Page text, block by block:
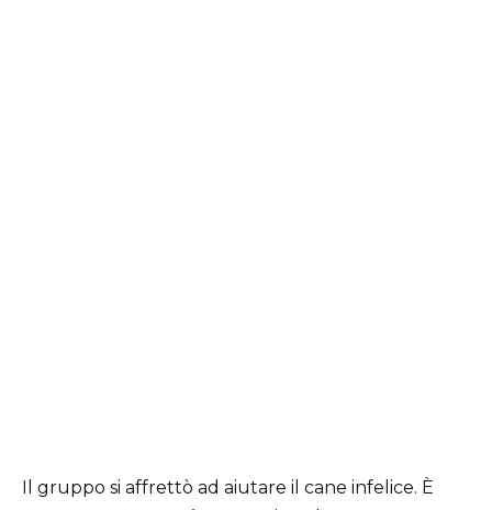
Il gruppo si affrettò ad aiutare il cane infelice. È